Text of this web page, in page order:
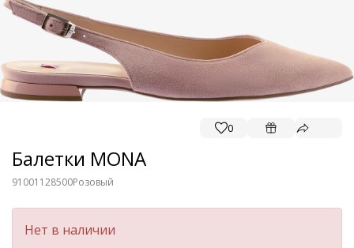
0
Балетки MONA
91001128500Розовый
Нет в наличии